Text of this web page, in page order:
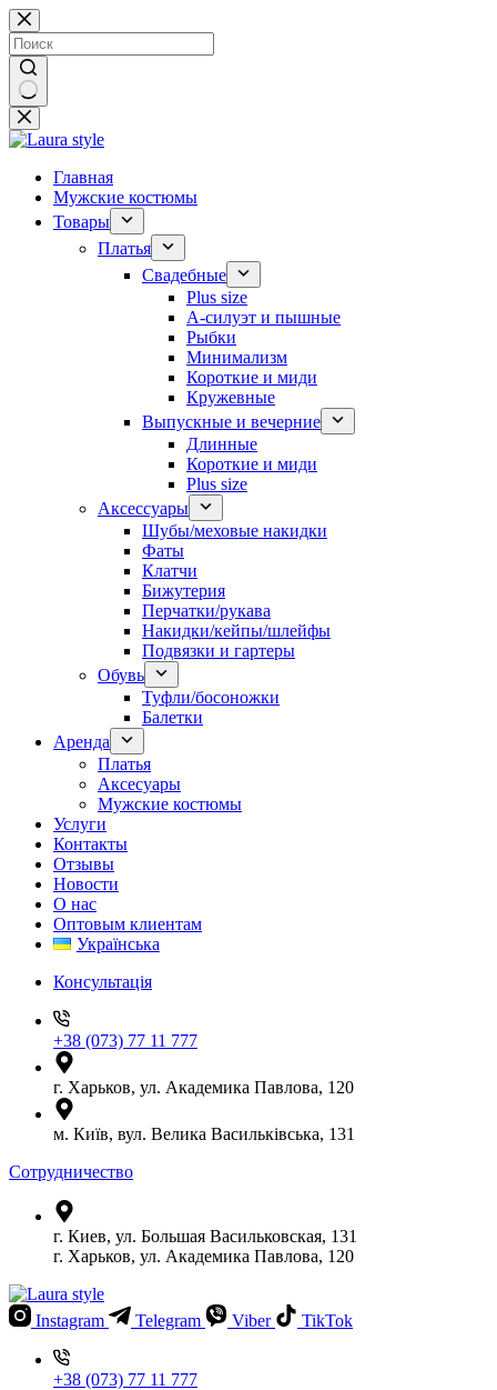
Перейти
к
сути
Ничего
не
Главная
Мужские костюмы
Товары
Платья
Свадебные
Plus size
А-силуэт и пышные
Рыбки
Минимализм
Короткие и миди
Кружевные
Выпускные и вечерние
Длинные
Короткие и миди
Plus size
Аксессуары
Шубы/меховые накидки
Фаты
Клатчи
Бижутерия
Перчатки/рукава
Накидки/кейпы/шлейфы
Подвязки и гартеры
Обувь
Туфли/босоножки
Балетки
Аренда
Платья
Аксесуары
Мужские костюмы
Услуги
Контакты
Отзывы
Новости
О нас
Оптовым клиентам
Українська
Консультація
+38 (073) 77 11 777
г. Харьков, ул. Академика Павлова, 120
м. Київ, вул. Велика Васильківська, 131
Сотрудничество
г. Киев, ул. Большая Васильковская, 131
г. Харьков, ул. Академика Павлова, 120
Instagram Telegram Viber TikTok
+38 (073) 77 11 777